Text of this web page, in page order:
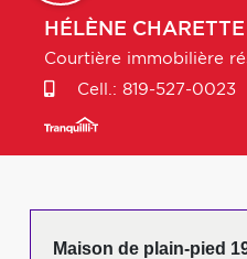
HÉLÈNE CHARETTE
Courtière immobilière
Cell.: 819-527-0023
Maison de plain-pied